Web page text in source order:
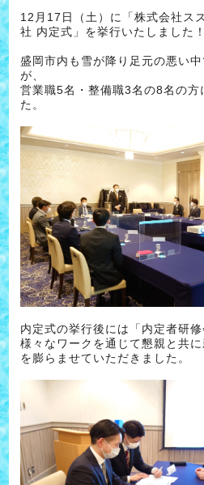
12月17日（土）に「株式会社ス
社 内定式」を挙行いたしました！
盛岡市内も雪が降り足元の悪い
が、
営業職5名・整備職3名の8名の方
た。
内定式の挙行後には「内定者研修
様々なワークを通じて懇親と共
を膨らませていただきました。